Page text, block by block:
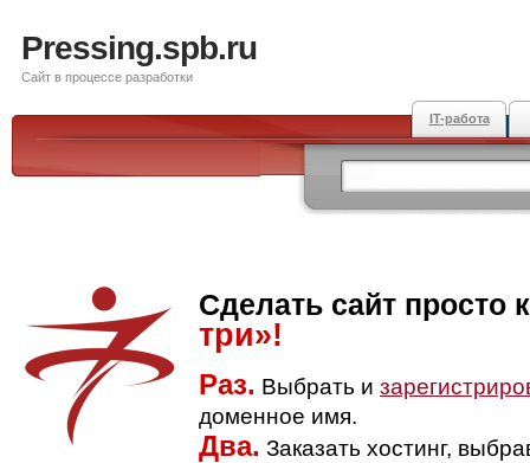
Pressing.spb.ru
Сайт в процессе разработки
IT-работа
Сделать сайт просто
три»!
Раз. Выбрать и
доменное имя.
Два. Заказать хостинг,